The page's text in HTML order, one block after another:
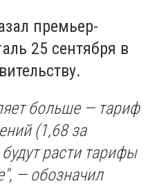
премьер-
25 сентября в
больше — тариф
(1,68 за
расти тарифы
— обозначил